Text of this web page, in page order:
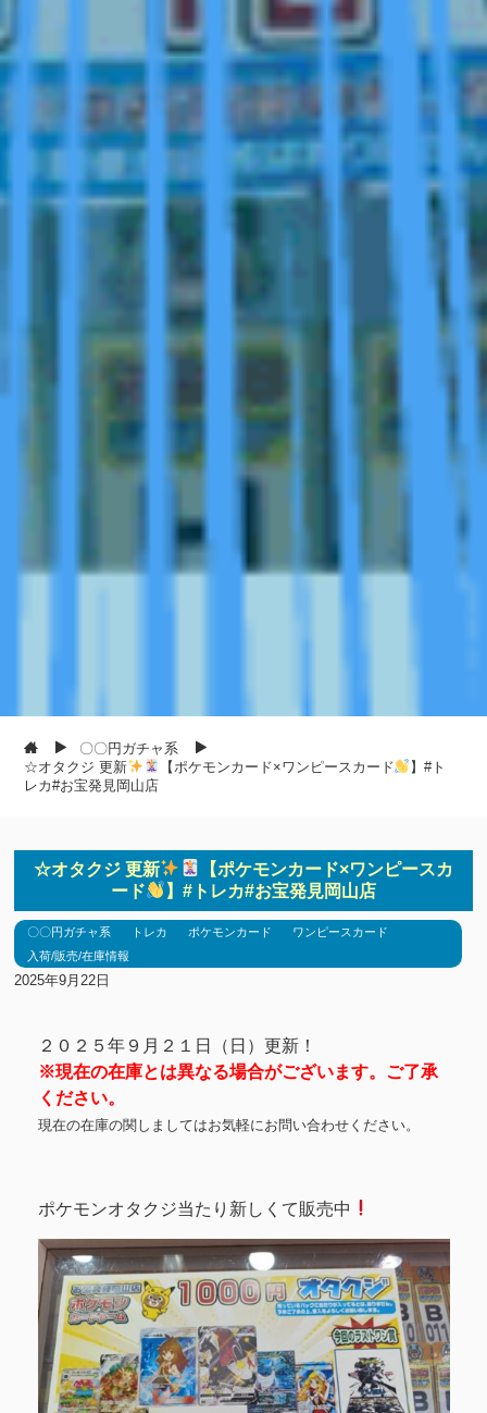
〇〇円ガチャ系
☆オタクジ 更新
【ポケモンカード×ワンピースカード
】#ト
レカ#お宝発見岡山店
☆オタクジ 更新
【ポケモンカード×ワンピースカ
ード
】#トレカ#お宝発見岡山店
〇〇円ガチャ系 トレカ ポケモンカード
ワンピースカード
入荷/販売/在庫情報
2025年9月22日
２０２５年９月２１日（日）更新！
※現在の在庫とは異なる場合がございます。ご了承
ください。
現在の在庫の関しましてはお気軽にお問い合わせください。
ポケモンオタクジ当たり新しくて販売中